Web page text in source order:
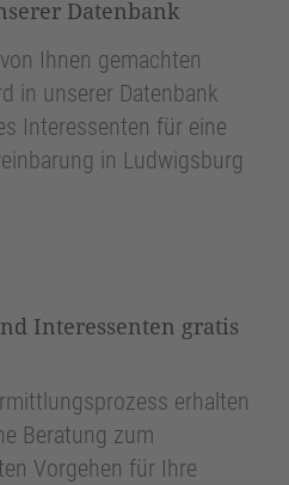
Datenbank
Ihnen gemachten
in unserer Datenbank
Interessenten für eine
in Ludwigsburg
Interessenten gratis
erhalten
Beratung zum
Vorgehen für Ihre